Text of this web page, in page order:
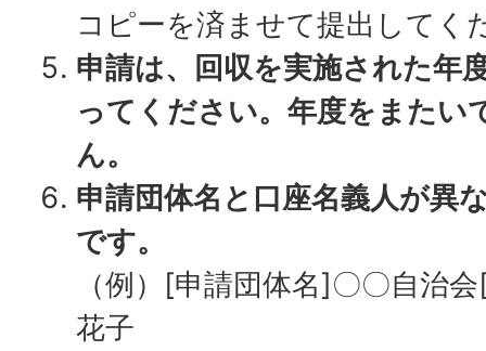
コピーを済ませて提出してく
申請は、回収を実施された年
ってください。年度をまたい
ん。
申請団体名と口座名義人が異
です。
（例）[申請団体名]〇〇自治
花子